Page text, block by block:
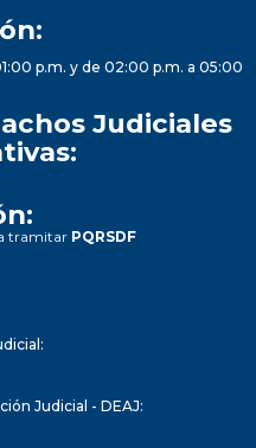
p.m. y de 02:00 p.m. a 05:00
Judiciales
tramitar PQRSDF
Judicial - DEAJ: